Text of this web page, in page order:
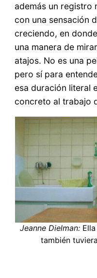
además un registro
con una sensación
creciendo, en
una manera de
atajos. No es una
pero sí para
esa duración literal
concreto al trabajo
Jeanne Dielman:
también